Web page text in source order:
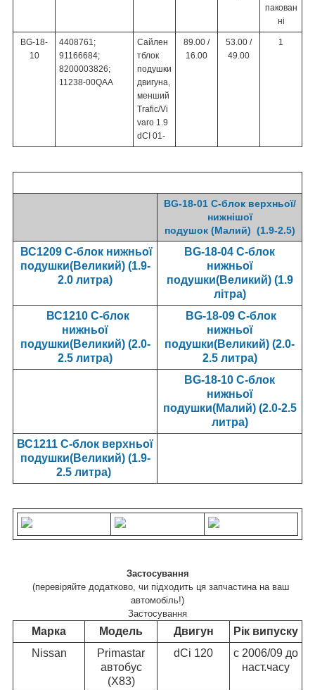
пакован
ні
BG-18-
10
4408761;
91166684;
8200003826;
11238-00QAA
Сайлен
тблок
подушки
двигуна,
менший
Trafic/Vi
varo 1.9
dCI 01-
89.00 /
16.00
53.00 /
49.00
1
BG-18-01 С-блок верхньої/
нижнішої
подушок (Малий) (1.9-2.5)
ВС1209 С-блок нижньої
подушки(Великий) (1.9-
2.0 литра)
BG-18-04 С-блок
нижньої
подушки(Великий) (1.9
літра)
ВС1210 С-блок
нижньої
подушки(Великий) (2.0-
2.5 литра)
BG-18-09 С-блок
нижньої
подушки(Великий) (2.0-
2.5 литра)
BG-18-10 С-блок
нижньої
подушки(Малий) (2.0-2.5
литра)
ВС1211 С-блок верхньої
подушки(Великий) (1.9-
2.5 литра)
Застосування
(перевіряйте додатково, чи підходить ця запчастина на ваш
автомобіль!)
Застосування
Марка Модель Двигун
Рік випуску
Nissan
Primastar
автобус
(X83)
dCi 120
c 2006/09 до
наст.часу